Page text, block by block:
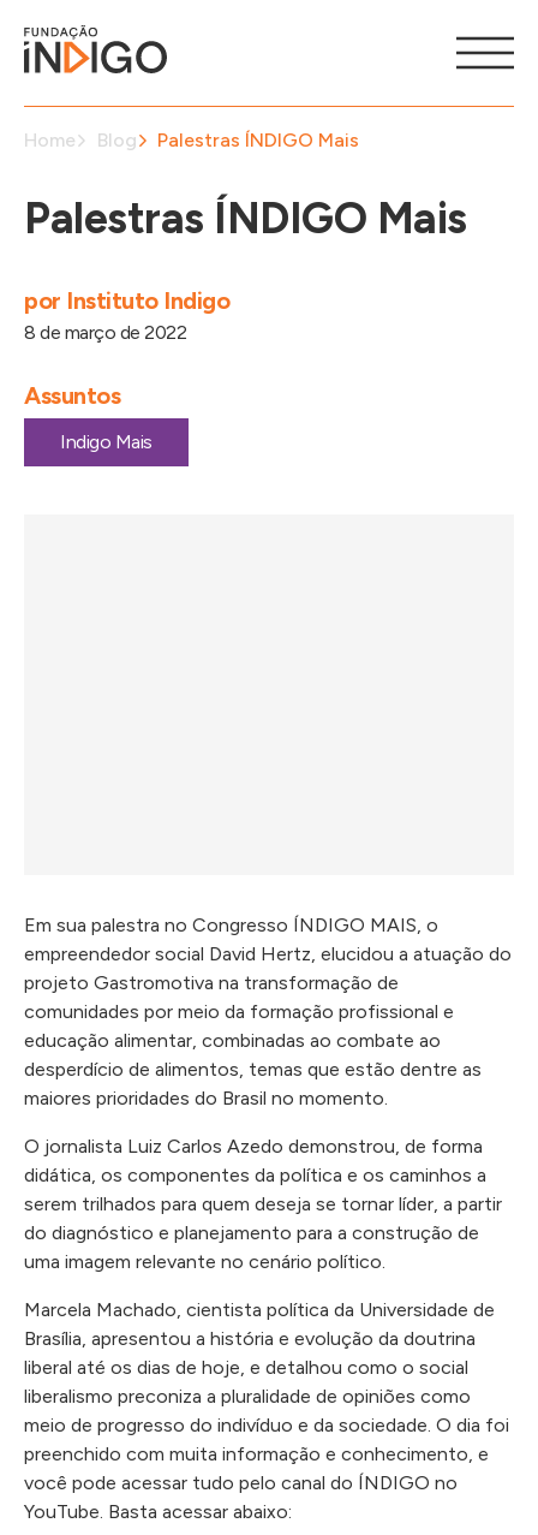
Home Blog Palestras ÍNDIGO Mais
Palestras ÍNDIGO Mais
por Instituto Indigo
8 de março de 2022
Assuntos
Indigo Mais
Em sua palestra no Congresso ÍNDIGO MAIS, o
empreendedor social David Hertz, elucidou a atuação do
projeto Gastromotiva na transformação de
comunidades por meio da formação profissional e
educação alimentar, combinadas ao combate ao
desperdício de alimentos, temas que estão dentre as
maiores prioridades do Brasil no momento.
O jornalista Luiz Carlos Azedo demonstrou, de forma
didática, os componentes da política e os caminhos a
serem trilhados para quem deseja se tornar líder, a partir
do diagnóstico e planejamento para a construção de
uma imagem relevante no cenário político.
Marcela Machado, cientista política da Universidade de
Brasília, apresentou a história e evolução da doutrina
liberal até os dias de hoje, e detalhou como o social
liberalismo preconiza a pluralidade de opiniões como
meio de progresso do indivíduo e da sociedade. O dia foi
preenchido com muita informação e conhecimento, e
você pode acessar tudo pelo canal do ÍNDIGO no
YouTube. Basta acessar abaixo: